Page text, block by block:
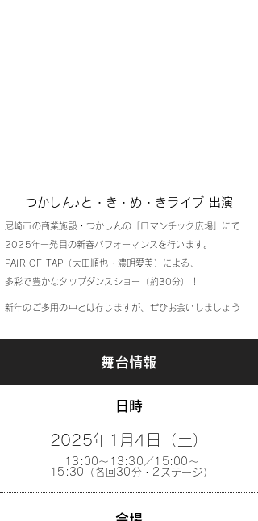
つかしん♪と・き・め・きライブ 出演
尼崎市の商業施設・つかしんの「ロマンチック広場」にて
2025年一発目の新春パフォーマンスを行います。
PAIR OF TAP（大田順也・濃明愛美）による、
多彩で豊かなタップダンスショー（約30分）！
新年のご多用の中とは存じますが、ぜひお会いしましょう
舞台情報
日時
2025年1月4日（土）
13:00〜13:30／15:00〜
15:30（各回30分・2ステージ）